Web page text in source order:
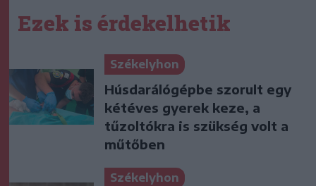
Ezek is érdekelhetik
Székelyhon
Húsdarálógépbe szorult egy
kétéves gyerek keze, a
tűzoltókra is szükség volt a
műtőben
Székelyhon